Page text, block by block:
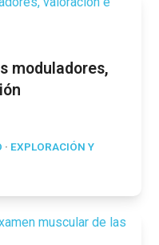
moduladores,
· EXPLORACIÓN Y